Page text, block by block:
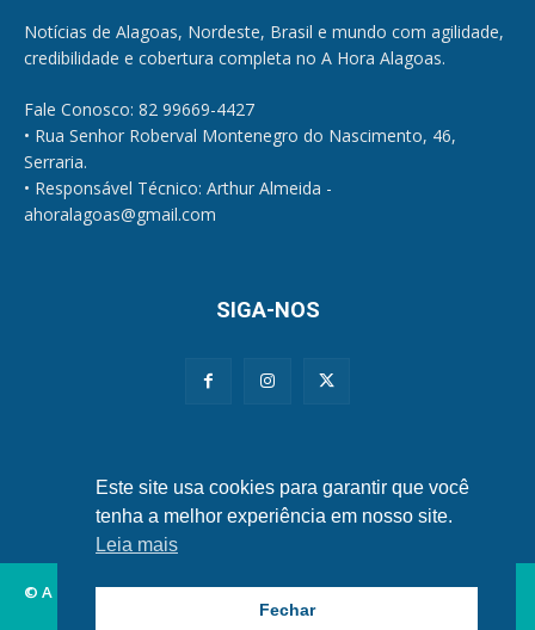
Notícias de Alagoas, Nordeste, Brasil e mundo com agilidade,
credibilidade e cobertura completa no A Hora Alagoas.
Fale Conosco: 82 99669-4427
• Rua Senhor Roberval Montenegro do Nascimento, 46,
Serraria.
• Responsável Técnico: Arthur Almeida -
ahoralagoas@gmail.com
SIGA-NOS
© A Hora Alagoas.
Este site usa cookies para garantir que você
tenha a melhor experiência em nosso site.
Leia mais
Fechar